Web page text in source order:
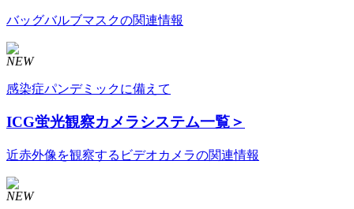
バッグバルブマスクの関連情報
NEW
感染症パンデミックに備えて
ICG蛍光観察カメラシステム一覧＞
近赤外像を観察するビデオカメラの関連情報
NEW